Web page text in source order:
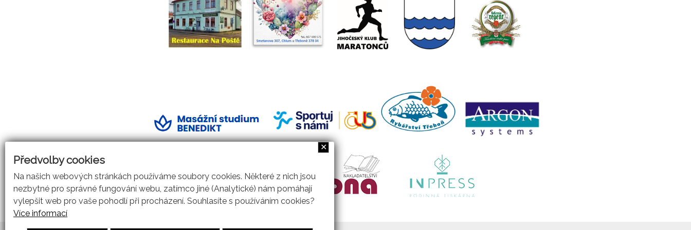
Předvolby cookies
Na našich webových stránkách používáme soubory cookies. Některé z nich jsou
nezbytné pro správné fungování webu, zatímco jiné (Analytické) nám pomáhají
vylepšit web pro vaše pohodlí při procházení. Souhlasíte s používáním cookies?
Více informací
✕